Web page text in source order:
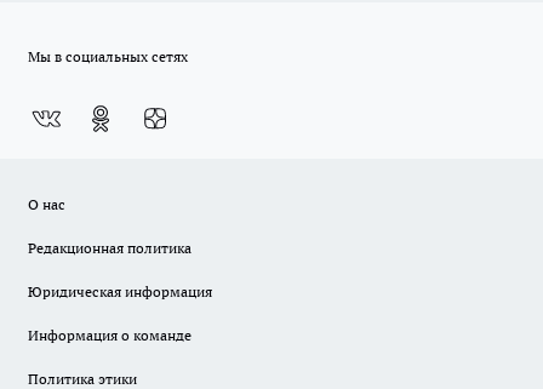
Мы в социальных сетях
О нас
Редакционная политика
Юридическая информация
Информация о команде
Политика этики